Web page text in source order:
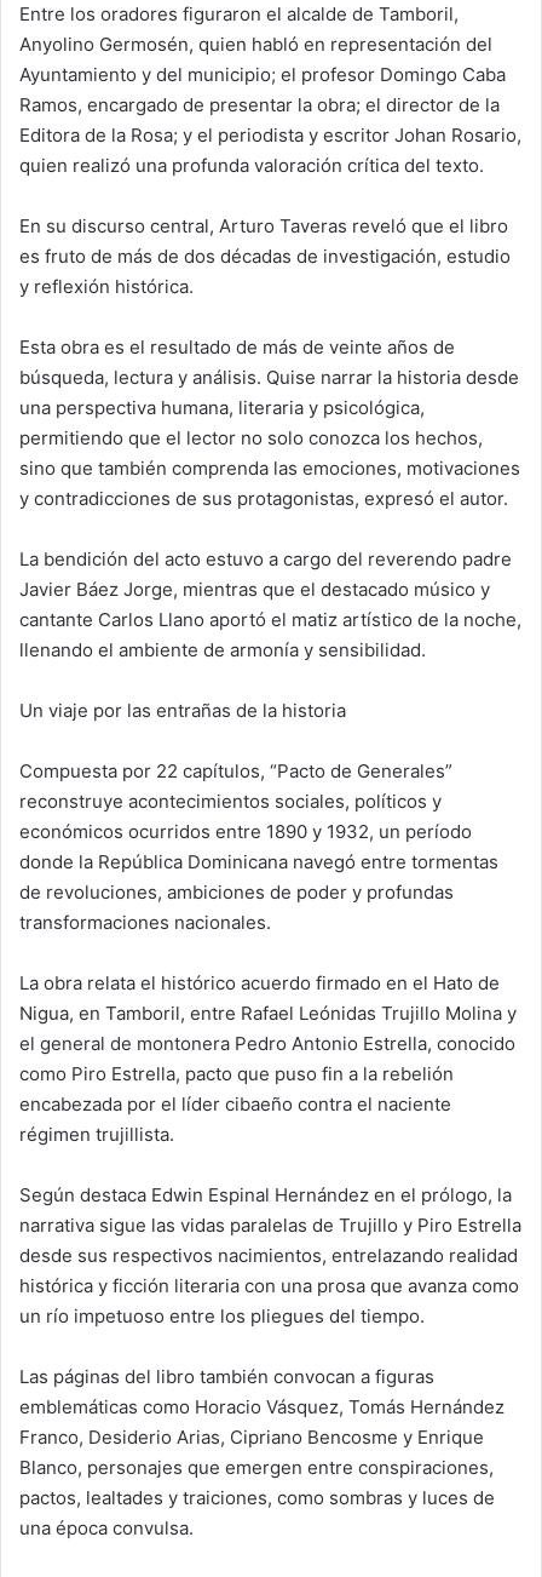
Entre los oradores figuraron el alcalde de Tamboril,
Anyolino Germosén, quien habló en representación del
Ayuntamiento y del municipio; el profesor Domingo Caba
Ramos, encargado de presentar la obra; el director de la
Editora de la Rosa; y el periodista y escritor Johan Rosario,
quien realizó una profunda valoración crítica del texto.
En su discurso central, Arturo Taveras reveló que el libro
es fruto de más de dos décadas de investigación, estudio
y reflexión histórica.
Esta obra es el resultado de más de veinte años de
búsqueda, lectura y análisis. Quise narrar la historia desde
una perspectiva humana, literaria y psicológica,
permitiendo que el lector no solo conozca los hechos,
sino que también comprenda las emociones, motivaciones
y contradicciones de sus protagonistas, expresó el autor.
La bendición del acto estuvo a cargo del reverendo padre
Javier Báez Jorge, mientras que el destacado músico y
cantante Carlos Llano aportó el matiz artístico de la noche,
llenando el ambiente de armonía y sensibilidad.
Un viaje por las entrañas de la historia
Compuesta por 22 capítulos, “Pacto de Generales”
reconstruye acontecimientos sociales, políticos y
económicos ocurridos entre 1890 y 1932, un período
donde la República Dominicana navegó entre tormentas
de revoluciones, ambiciones de poder y profundas
transformaciones nacionales.
La obra relata el histórico acuerdo firmado en el Hato de
Nigua, en Tamboril, entre Rafael Leónidas Trujillo Molina y
el general de montonera Pedro Antonio Estrella, conocido
como Piro Estrella, pacto que puso fin a la rebelión
encabezada por el líder cibaeño contra el naciente
régimen trujillista.
Según destaca Edwin Espinal Hernández en el prólogo, la
narrativa sigue las vidas paralelas de Trujillo y Piro Estrella
desde sus respectivos nacimientos, entrelazando realidad
histórica y ficción literaria con una prosa que avanza como
un río impetuoso entre los pliegues del tiempo.
Las páginas del libro también convocan a figuras
emblemáticas como Horacio Vásquez, Tomás Hernández
Franco, Desiderio Arias, Cipriano Bencosme y Enrique
Blanco, personajes que emergen entre conspiraciones,
pactos, lealtades y traiciones, como sombras y luces de
una época convulsa.